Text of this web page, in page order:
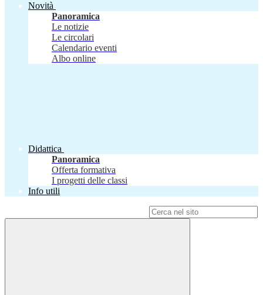
Novità
Panoramica
Le notizie
Le circolari
Calendario eventi
Albo online
Didattica
Panoramica
Offerta formativa
I progetti delle classi
Info utili